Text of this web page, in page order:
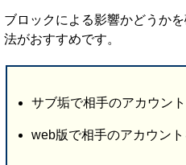
ブロックによる影響かどうか
法がおすすめです。
サブ垢で相手のアカウン
web版で相手のアカウン